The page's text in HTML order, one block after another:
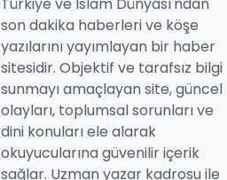
son dakika haberleri ve köşe
yazılarını yayımlayan bir haber
sitesidir. Objektif ve tarafsız bilgi
sunmayı amaçlayan site, güncel
olayları, toplumsal sorunları ve
dini konuları ele alarak
okuyucularına güvenilir içerik
sağlar. Uzman yazar kadrosu ile